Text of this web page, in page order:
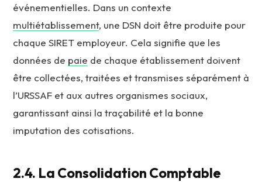
événementielles. Dans un contexte
multiétablissement, une DSN doit être produite pour
chaque SIRET employeur. Cela signifie que les
données de paie de chaque établissement doivent
être collectées, traitées et transmises séparément à
l’URSSAF et aux autres organismes sociaux,
garantissant ainsi la traçabilité et la bonne
imputation des cotisations.
2.4. La Consolidation Comptable